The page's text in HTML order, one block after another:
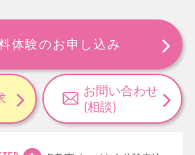
体験のお申し込み
お問い合わせ
(相談)